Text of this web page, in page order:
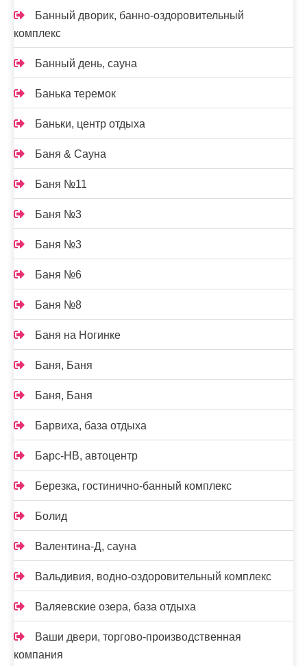
Банный дворик, банно-оздоровительный
комплекс
Банный день, сауна
Банька теремок
Баньки, центр отдыха
Баня & Сауна
Баня №11
Баня №3
Баня №3
Баня №6
Баня №8
Баня на Ногинке
Баня, Баня
Баня, Баня
Барвиха, база отдыха
Барс-НВ, автоцентр
Березка, гостинично-банный комплекс
Болид
Валентина-Д, сауна
Вальдивия, водно-оздоровительный комплекс
Валяевские озера, база отдыха
Ваши двери, торгово-производственная
компания